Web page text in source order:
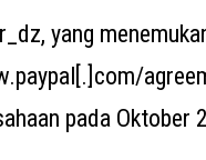
yang
pada Oktober